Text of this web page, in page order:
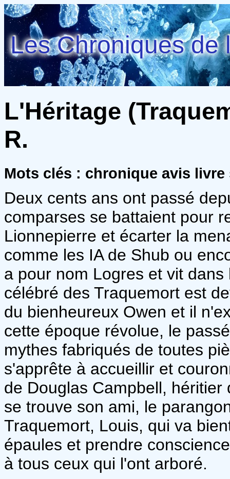
Les Chroniques de
L'Héritage
R.
Mots clés : chronique avis livre
Deux cents ans ont passé
comparses se battaient pour
Lionnepierre et écarter la
comme les IA de Shub ou
a pour nom Logres et vit
célébré des Traquemort est
du bienheureux Owen et il
cette époque révolue, le
mythes fabriqués de toutes
s'apprête à accueillir et
de Douglas Campbell,
se trouve son ami, le
Traquemort, Louis, qui va
épaules et prendre
à tous ceux qui l'ont arboré.